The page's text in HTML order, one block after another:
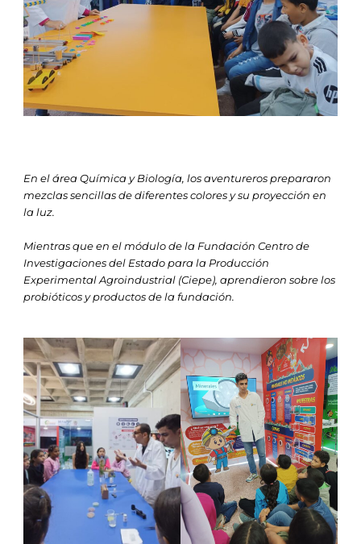
En el área Química y Biología, los aventureros prepararon
mezclas sencillas de diferentes colores y su proyección en
la luz.
Mientras que en el módulo de la Fundación Centro de
Investigaciones del Estado para la Producción
Experimental Agroindustrial (Ciepe), aprendieron sobre los
probióticos y productos de la fundación.